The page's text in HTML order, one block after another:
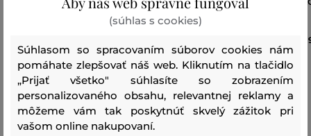
Dostupné veľkosti:
S, M , L, XL
AA3 TANK TOP
Dostupné veľkosti:
(súhlas s cookies)
Súhlasom so spracovaním súborov cookies nám
pomáhate zlepšovať náš web. Kliknutím na tlačidlo
„Prijať všetko" súhlasíte so zobrazením
personalizovaného obsahu, relevantnej reklamy a
môžeme vám tak poskytnúť skvelý zážitok pri
vašom online nakupovaní.